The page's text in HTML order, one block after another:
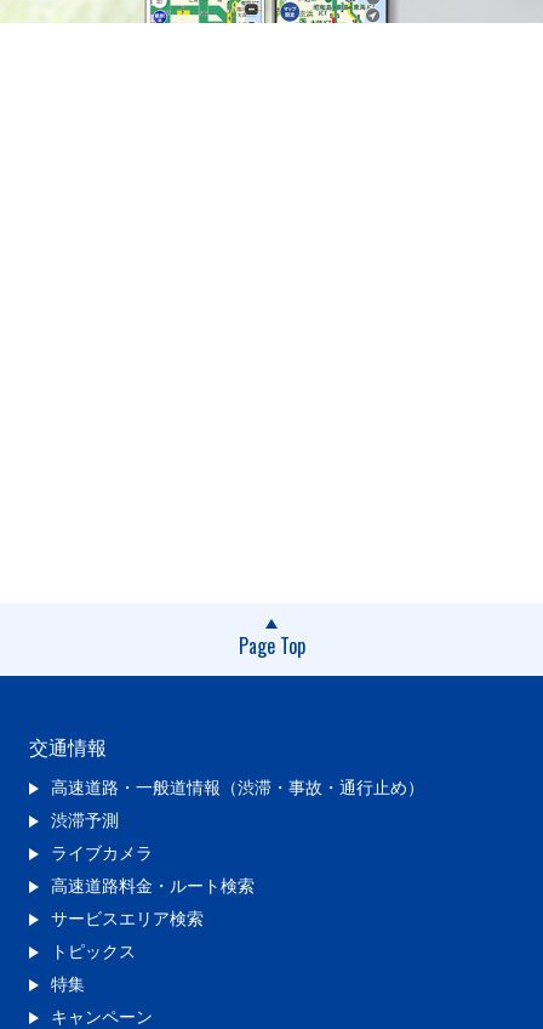
Page Top
交通情報
高速道路・一般道情報（渋滞・事故・通行止め）
渋滞予測
ライブカメラ
高速道路料金・ルート検索
サービスエリア検索
トピックス
特集
キャンペーン